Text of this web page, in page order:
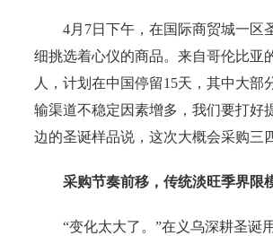
4月7日下午，在国际商贸城一区圣
细挑选着心仪的商品。来自哥伦比亚
人，计划在中国停留15天，其中大
输渠道不稳定因素增多，我们要打好
边的圣诞样品说，这次大概会采购三
采购节奏前移，传统淡旺季界限
“变化太大了。”在义乌深耕圣诞